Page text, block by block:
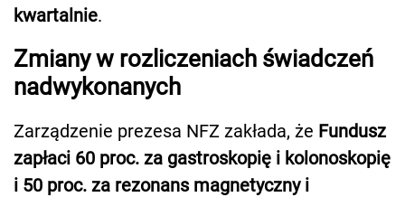
kwartalnie.
Zmiany w rozliczeniach świadczeń
nadwykonanych
Zarządzenie prezesa NFZ zakłada, że Fundusz
zapłaci 60 proc. za gastroskopię i kolonoskopię
i 50 proc. za rezonans magnetyczny i